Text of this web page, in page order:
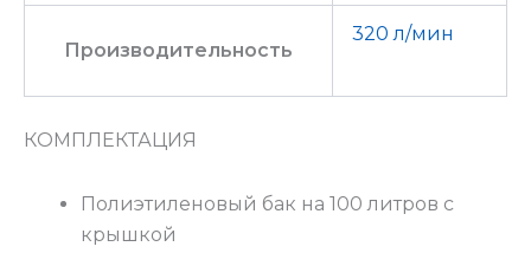
Производительность
320 л/мин
КОМПЛЕКТАЦИЯ
Полиэтиленовый бак на 100 литров с
крышкой